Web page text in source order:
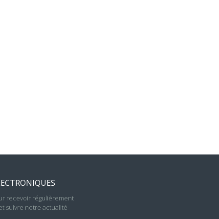
recevoir régulièrement
suivre notre actualité